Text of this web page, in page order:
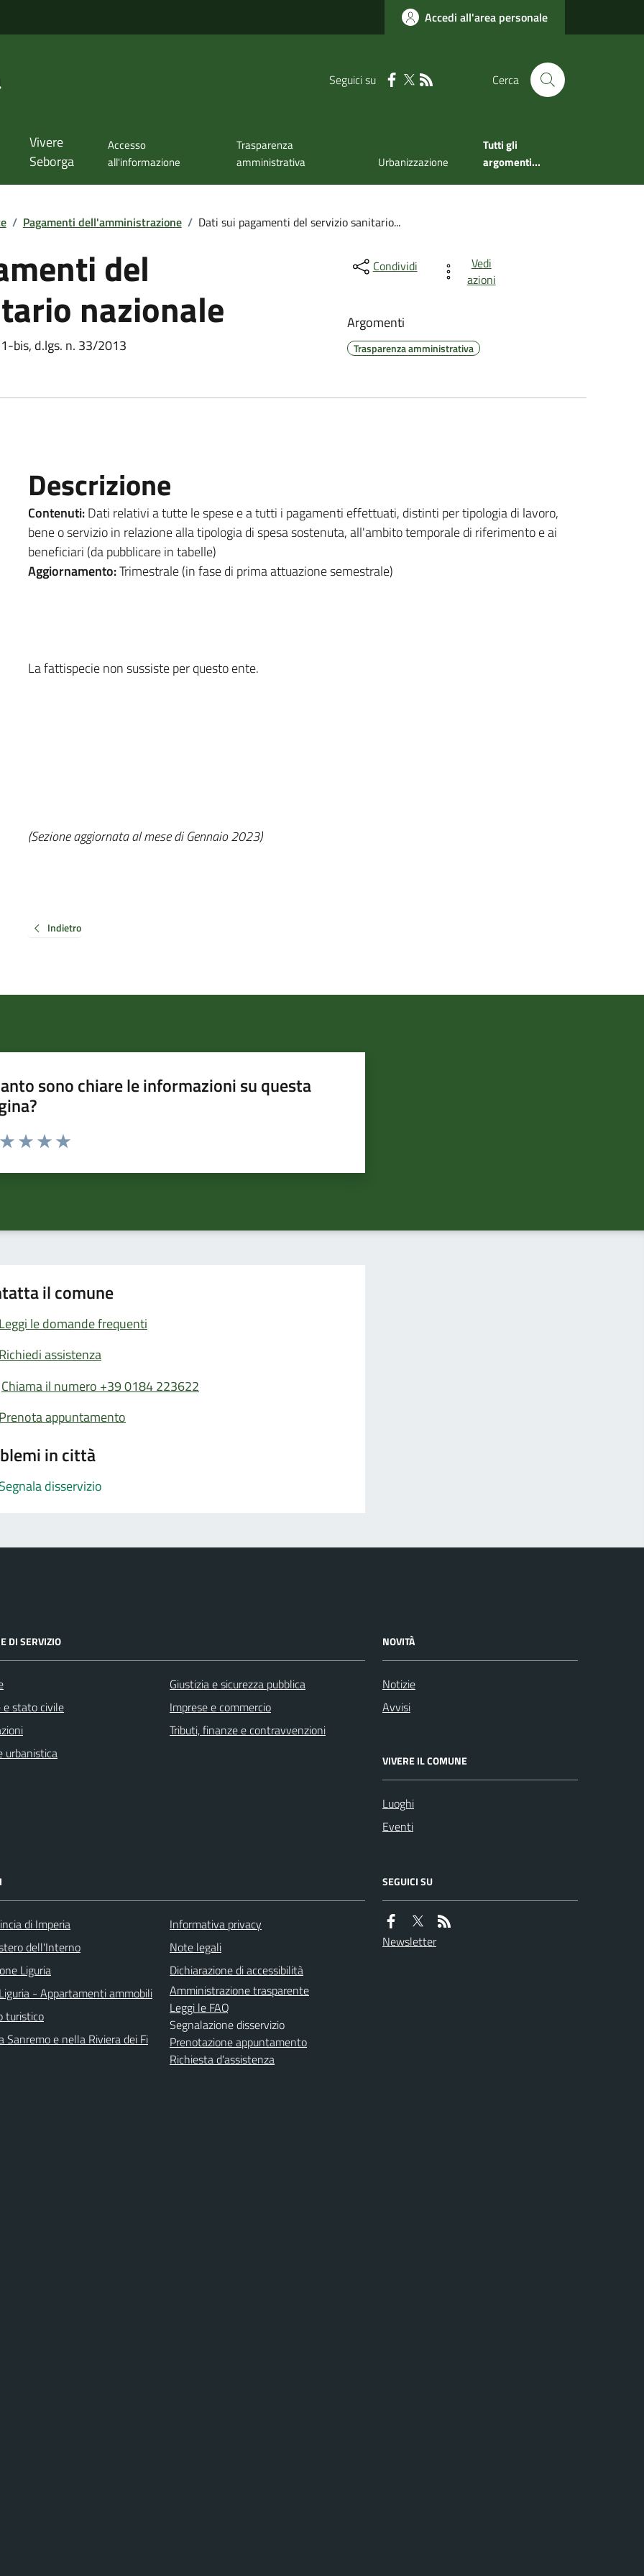
Accedi all'area personale
Seguici su Cerca
Vivere
Seborga
Accesso
all'informazione
Trasparenza
amministrativa
Urbanizzazione
Tutti gli
argomenti...
/ Pagamenti dell'amministrazione / Dati sui pagamenti del servizio sanitario...
del
nazionale
bis, d.lgs. n. 33/2013
Condividi
Vedi
azioni
Argomenti
Trasparenza amministrativa
Descrizione
Contenuti:Dati relativi a tutte le spese e a tutti i pagamenti effettuati, distinti per tipologia di lavoro,
bene o servizio in relazione alla tipologia di spesa sostenuta, all'ambito temporale di riferimento e ai
beneficiari (da pubblicare in tabelle)
Aggiornamento:Trimestrale (in fase di prima attuazione semestrale)
La fattispecie non sussiste per questo ente.
(Sezione aggiornata al mese di Gennaio 2023)
Indietro
sono chiare le informazioni su questa
da 1 a 5 stelle la pagina
il comune
Leggi le domande frequenti
Richiedi assistenza
Chiama il numero +39 0184 223622
Prenota appuntamento
in città
Segnala disservizio
DI SERVIZIO
e stato civile
urbanistica
Giustizia e sicurezza pubblica
Imprese e commercio
Tributi, finanze e contravvenzioni
NOVITÀ
Notizie
Avvisi
VIVERE IL COMUNE
Luoghi
Eventi
di Imperia
dell'Interno
Liguria
- Appartamenti ammobili
turistico
Sanremo e nella Riviera dei Fi
Informativa privacy
Note legali
Dichiarazione di accessibilità
Amministrazione trasparente
Leggi le FAQ
Segnalazione disservizio
Prenotazione appuntamento
Richiesta d'assistenza
SEGUICI SU
Newsletter